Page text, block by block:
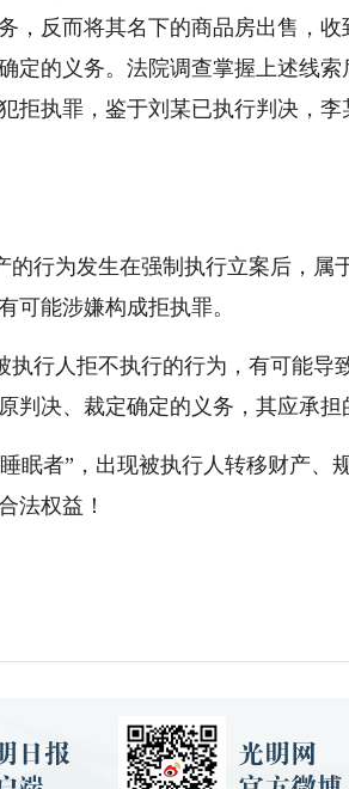
，反而将其名下的商品房出售，
定的义务。法院调查掌握上述线
拒执罪，鉴于刘某已执行判决，
的行为发生在强制执行立案后，属
可能涉嫌构成拒执罪。
执行人拒不执行的行为，有可能导
判决、裁定确定的义务，其应承担
眠者”，出现被执行人转移财产、
法权益！